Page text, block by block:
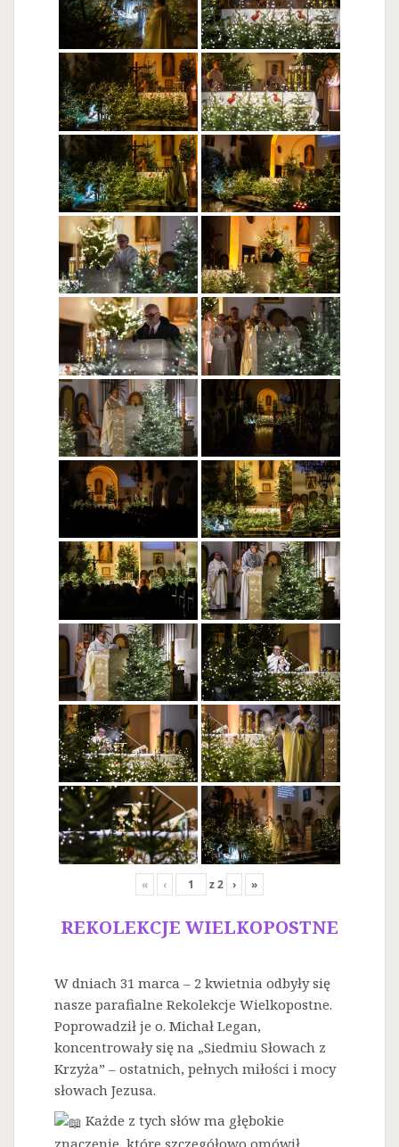
« ‹ z2 › »
REKOLEKCJE WIELKOPOSTNE
W dniach 31 marca – 2 kwietnia odbyły się
nasze parafialne Rekolekcje Wielkopostne.
Poprowadził je o. Michał Legan,
koncentrowały się na „Siedmiu Słowach z
Krzyża” – ostatnich, pełnych miłości i mocy
słowach Jezusa.
Każde z tych słów ma głębokie
znaczenie, które szczegółowo omówił